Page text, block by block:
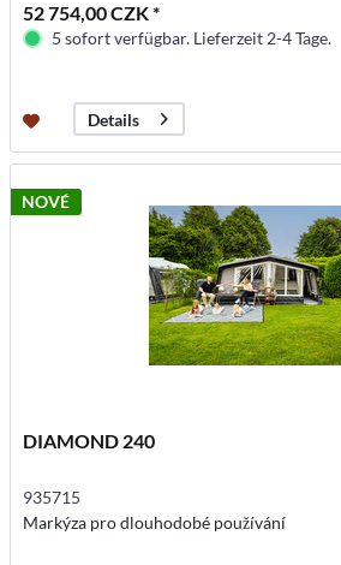
52 754,00 CZK *
5 sofort verfügbar. Lieferzeit 2-4 Tage.
Details
NOVÉ
DIAMOND 240
935715
Markýza pro dlouhodobé používání